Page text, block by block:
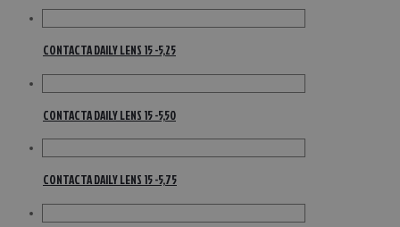
CONTACTA DAILY LENS 15 -5,25
CONTACTA DAILY LENS 15 -5,50
CONTACTA DAILY LENS 15 -5,75